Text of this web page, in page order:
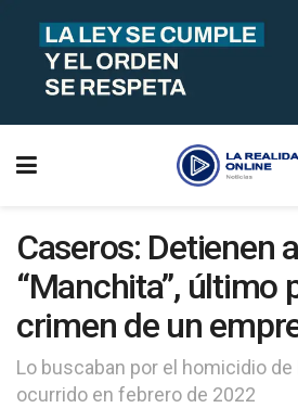
Caseros: Detienen a
“Manchita”, último
crimen de un
Lo buscaban por el homicidio de
ocurrido en febrero de 2022